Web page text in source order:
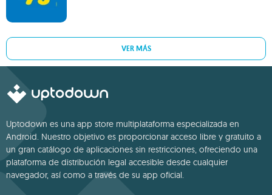
VER MÁS
Uptodown es una app store multiplataforma especializada en
Android. Nuestro objetivo es proporcionar acceso libre y gratuito a
un gran catálogo de aplicaciones sin restricciones, ofreciendo una
plataforma de distribución legal accesible desde cualquier
navegador, así como a través de su app oficial.